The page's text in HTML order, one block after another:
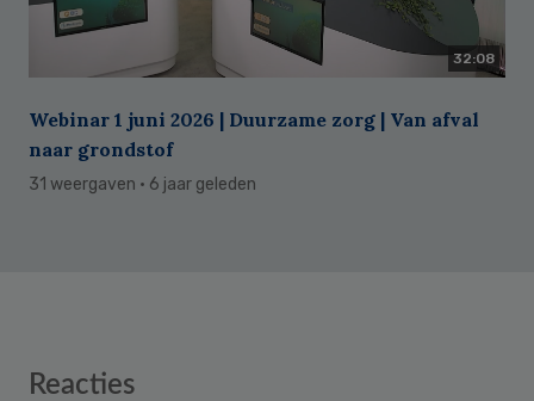
32:08
Webinar 1 juni 2026 | Duurzame zorg | Van afval
naar grondstof
31 weergaven · 6 jaar geleden
Reader
Reacties